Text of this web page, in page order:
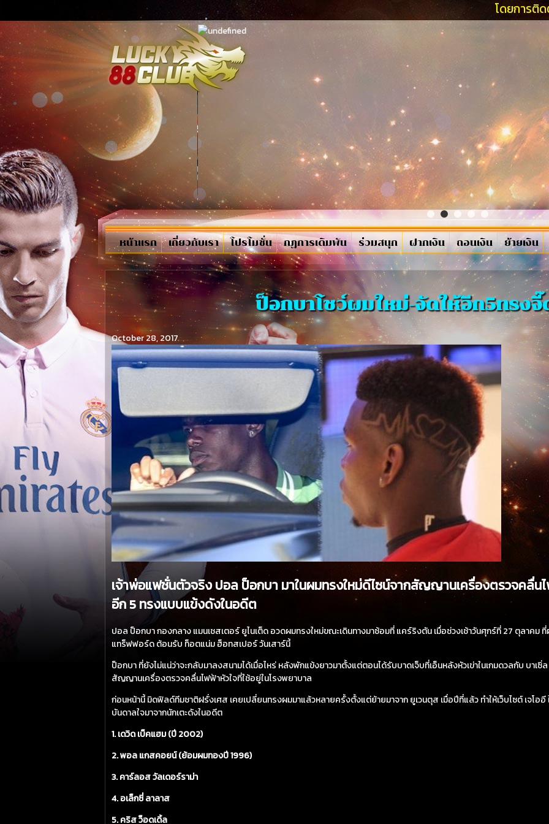
โดยการติดต่อฝ่ายบ
หน้าแรก เกี่ยวกับเรา โปรโมชั่น กฏการเดิมพัน ร่วมสนุก ฝากเงิน ถอนเงิน ย้ายเงิน
ป็อกบาโชว์ผมใหม่-จัดให้อีก5ทรงจี๊
October 28, 2017
เจ้าพ่อแฟชั่นตัวจริง ปอล ป็อกบา มาในผมทรงใหม่ดีไซน์จากสัญญานเครื่องตรวจคลื่
อีก 5 ทรงแบบแข้งดังในอดีต
ปอล ป็อกบา กองกลาง แมนเชสเตอร์ ยูไนเต็ด อวดผมทรงใหม่ขณะเดินทางมาซ้อมที่ แคร์ริงตัน เมื่อช่วงเช้าวันศุกร์ที่ 27 ตุลาคม ที่
แทร็ฟฟอร์ด ต้อนรับ ท็อตแน่ม ฮ็อทสเปอร์ วันเสาร์นี้
ป็อกบา ที่ยังไม่แน่ว่าจะกลับมาลงสนามได้เมื่อไหร่ หลังพักแข้งยาวมาตั้งแต่ตอนได้รับบาดเจ็บที่เอ็นหลังหัวเข่าในเกมดวลกับ บาเซิ่
สัญญานเครื่องตรวจคลื่นไฟฟ้าหัวใจที่ใช้อยู่ในโรงพยาบาล
ก่อนหน้านี้ มิดฟิลด์ทีมชาติฝรั่งเศส เคยเปลี่ยนทรงผมมาแล้วหลายครั้งตั้งแต่ย้ายมาจาก ยูเวนตุส เมื่อปีที่แล้ว ทำให้เว็บไซต์ เจโอ
บันดาลใจมาจากนักเตะดังในอดีต
1. เดวิด เบ็คแฮม (ปี 2002)
2. พอล แกสคอยน์ (ย้อมผมทองปี 1996)
3. คาร์ลอส วัลเดอร์ราม่า
4. อเล็กซี่ ลาลาส
5. คริส ว็อดเดิ้ล